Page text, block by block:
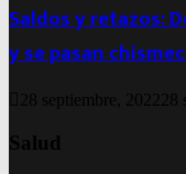
Saldos y retazos:
y se pasan
28 septiembre, 2022
Salud